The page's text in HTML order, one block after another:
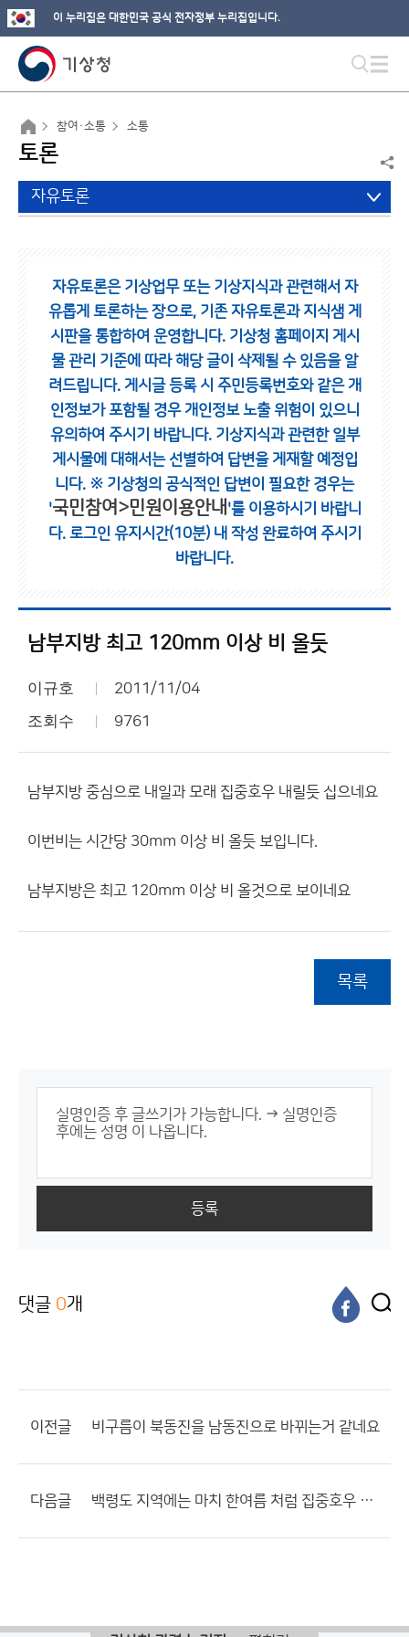
이 누리집은 대한민국 공식 전자정부 누리집입니다.
참여·소통 소통
토론
자유토론
자유토론은 기상업무 또는 기상지식과 관련해서 자
유롭게 토론하는 장으로, 기존 자유토론과 지식샘 게
시판을 통합하여 운영합니다. 기상청 홈페이지 게시
물 관리 기준에 따라 해당 글이 삭제될 수 있음을 알
려드립니다. 게시글 등록 시 주민등록번호와 같은 개
인정보가 포함될 경우 개인정보 노출 위험이 있으니
유의하여 주시기 바랍니다. 기상지식과 관련한 일부
게시물에 대해서는 선별하여 답변을 게재할 예정입
니다. ※ 기상청의 공식적인 답변이 필요한 경우는
'국민참여>민원이용안내 '를 이용하시기 바랍니
다. 로그인 유지시간(10분) 내 작성 완료하여 주시기
바랍니다.
남부지방 최고 120mm 이상 비 올듯
이규호 2011/11/04
조회수 9761
남부지방 중심으로 내일과 모래 집중호우 내릴듯 십으네요
이번비는 시간당 30mm 이상 비 올듯 보입니다.
남부지방은 최고 120mm 이상 비 올것으로 보이네요
목록
등록
댓글 0개
이전글 비구름이 북동진을 남동진으로 바뀌는거 같네요
다음글 백령도 지역에는 마치 한여름 처럼 집중호우 내리네요